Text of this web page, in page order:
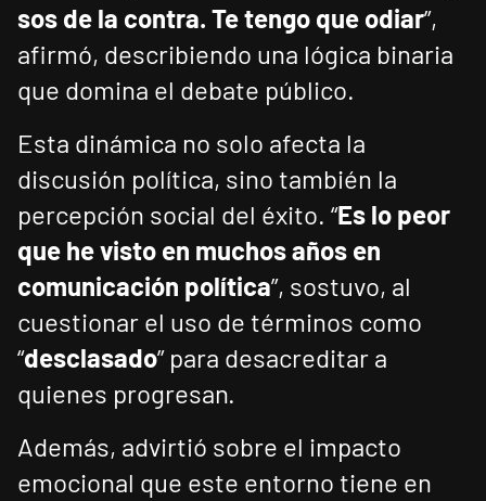
sos de la contra. Te tengo que odiar”,
afirmó, describiendo una lógica binaria
que domina el debate público.
Esta dinámica no solo afecta la
discusión política, sino también la
percepción social del éxito. “Es lo peor
que he visto en muchos años en
comunicación política”, sostuvo, al
cuestionar el uso de términos como
“desclasado” para desacreditar a
quienes progresan.
Además, advirtió sobre el impacto
emocional que este entorno tiene en